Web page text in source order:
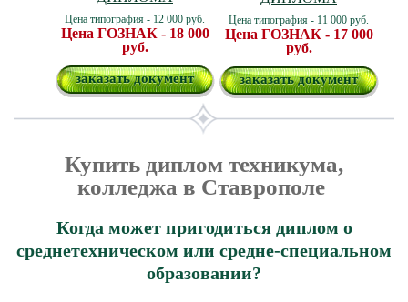
Цена типография - 12 000 руб.
Цена ГОЗНАК - 18 000
руб.
заказать документ
Цена типография - 11 000 руб.
Цена ГОЗНАК - 17 000
руб.
заказать документ
Купить диплом техникума,
колледжа в Ставрополе
Когда может пригодиться диплом о
среднетехническом или средне-специальном
образовании?